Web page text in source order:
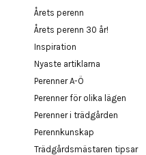
Årets perenn
Årets perenn 30 år!
Inspiration
Nyaste artiklarna
Perenner A-Ö
Perenner för olika lägen
Perenner i trädgården
Perennkunskap
Trädgårdsmästaren tipsar